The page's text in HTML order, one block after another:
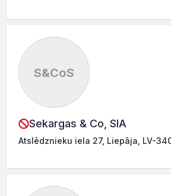
S&CoS
Sekargas & Co, SIA
Atslēdznieku iela 27, Liepāja, LV-